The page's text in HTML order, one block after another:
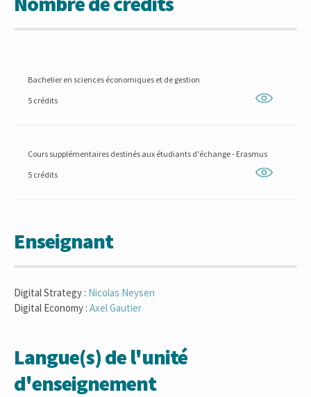
Bachelier en sciences économiques et de gestion
5 crédits
Cours supplémentaires destinés aux étudiants d'échange - Erasmus
5 crédits
Enseignant
Digital Strategy : Nicolas Neysen
Digital Economy : AxelGautier
Langue(s) de l'unité
d'enseignement